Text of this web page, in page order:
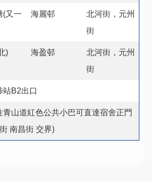
(又一
海麗邨
北河街，元州
街
) 海盈邨
北河街，元州
街
站B2出口
青山道紅色公共小巴可直達宿舍正門
南昌街 交界)